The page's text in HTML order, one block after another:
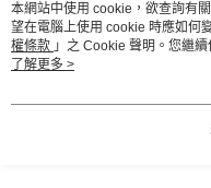
熱門標籤
本網站中使用 cookie，欲查詢有
望在電腦上使用 cookie 時應如何
權條款 」之 Cookie 聲明。您繼
用條款之 Cookie 聲明使用 cookie
了解更多 >